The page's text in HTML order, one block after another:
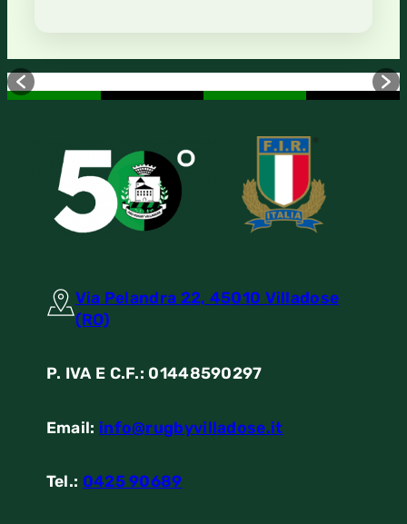
Via Pelandra 22, 45010 Villadose
(RO)
P. IVA E C.F.: 01448590297
Email: info@rugbyvilladose.it
Tel.: 0425 90689